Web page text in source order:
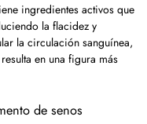
ingredientes activos que
la flacidez y
la circulación sanguínea,
en una figura más
de senos